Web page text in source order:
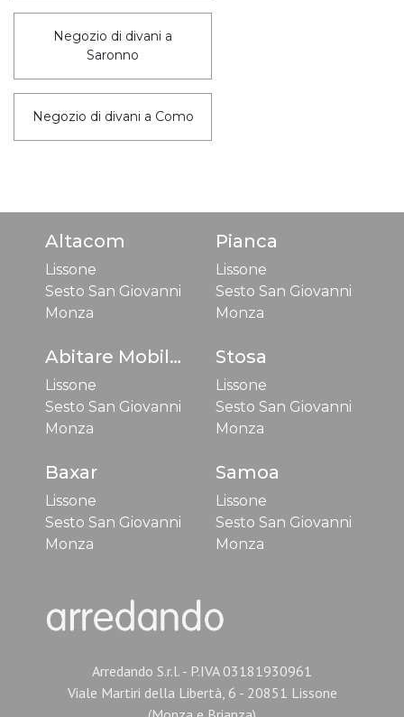
Negozio di divani a
Saronno
Negozio di divani a Como
Altacom
Lissone
Sesto San Giovanni
Monza
Pianca
Lissone
Sesto San Giovanni
Monza
Abitare Mobilstella
Lissone
Sesto San Giovanni
Monza
Stosa
Lissone
Sesto San Giovanni
Monza
Baxar
Lissone
Sesto San Giovanni
Monza
Samoa
Lissone
Sesto San Giovanni
Monza
Arredando S.r.l. - P.IVA 03181930961
Viale Martiri della Libertà, 6 - 20851 Lissone